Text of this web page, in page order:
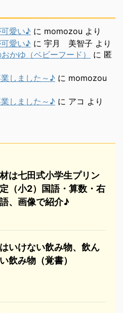
愛い♪ に momozou より
愛い♪ に 宇月 美智子 より
かゆ（ベビーフード）
に 匿
しました～♪ に momozou
しました～♪ に アコ より
は七田式小学生プリン
（小2）国語・算数・右
、画像で紹介♪
いけない飲み物、飲ん
飲み物（覚書）